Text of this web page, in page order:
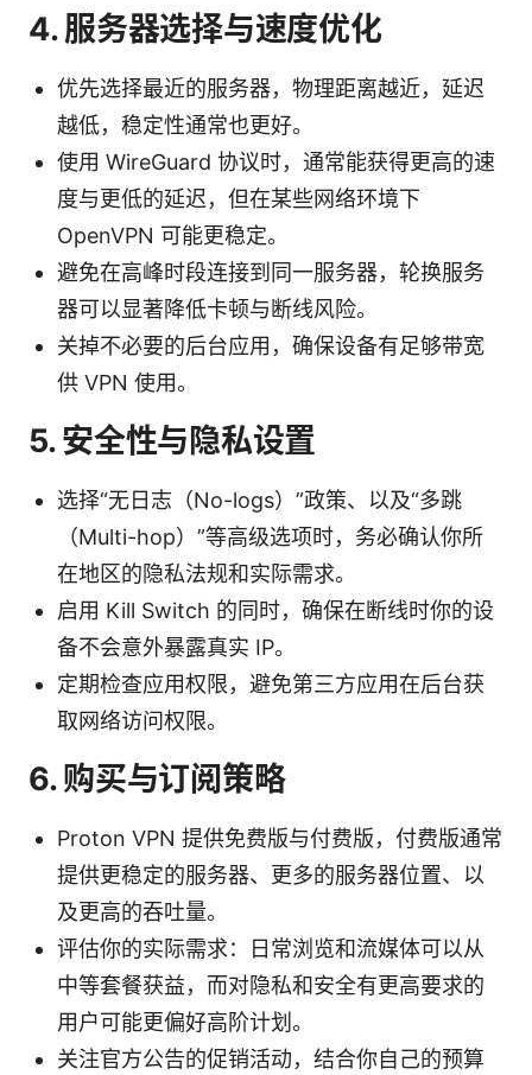
4. 服务器选择与速度优化
优先选择最近的服务器，物理距离越近，延迟
越低，稳定性通常也更好。
使用 WireGuard 协议时，通常能获得更高的速
度与更低的延迟，但在某些网络环境下
OpenVPN 可能更稳定。
避免在高峰时段连接到同一服务器，轮换服务
器可以显著降低卡顿与断线风险。
关掉不必要的后台应用，确保设备有足够带宽
供 VPN 使用。
5. 安全性与隐私设置
选择“无日志（No-logs）”政策、以及“多跳
（Multi-hop）”等高级选项时，务必确认你所
在地区的隐私法规和实际需求。
启用 Kill Switch 的同时，确保在断线时你的设
备不会意外暴露真实 IP。
定期检查应用权限，避免第三方应用在后台获
取网络访问权限。
6. 购买与订阅策略
Proton VPN 提供免费版与付费版，付费版通常
提供更稳定的服务器、更多的服务器位置、以
及更高的吞吐量。
评估你的实际需求：日常浏览和流媒体可以从
中等套餐获益，而对隐私和安全有更高要求的
用户可能更偏好高阶计划。
关注官方公告的促销活动，结合你自己的预算